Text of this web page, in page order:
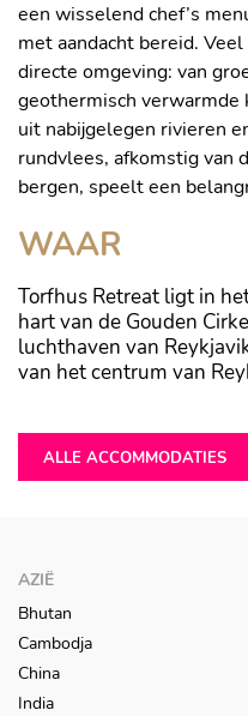
een wisselend chef’s
met aandacht bereid.
directe omgeving: van
geothermisch verwarmde
uit nabijgelegen rivieren
rundvlees, afkomstig van
bergen, speelt een
WAAR
Torfhus Retreat ligt in
hart van de Gouden
luchthaven van
van het centrum van
ALLE ACCOMMODATIES
AZIË
Bhutan
Cambodja
China
India